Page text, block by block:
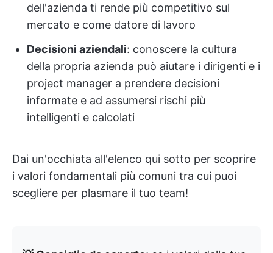
dell'azienda ti rende più competitivo sul
mercato e come datore di lavoro
Decisioni aziendali: conoscere la cultura
della propria azienda può aiutare i dirigenti e i
project manager a prendere decisioni
informate e ad assumersi rischi più
intelligenti e calcolati
Dai un'occhiata all'elenco qui sotto per scoprire
i valori fondamentali più comuni tra cui puoi
scegliere per plasmare il tuo team!